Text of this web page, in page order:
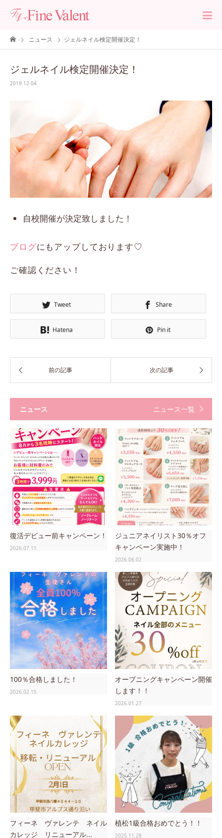
ニュース ジェルネイル検定開催決定！
ジェルネイル検定開催決定！
2019.12.04
自校開催が決定致しました！
ブログにもアップしております♡
ご確認ください！
Tweet Share
Hatena Pin it
ニュース ニュース一覧
復活デビュー前キャンペーン！
2026.07.11
ジュニアネイリスト30％オフ
キャンペーン実施中！
2026.06.02
100％合格しました！
2026.02.15
オープニングキャンペーン開催
します！！
2026.01.27
フィーネ ヴァレンテ ネイル
カレッジ リニューアル...
植松1級合格おめでとう！！
2025.11.28